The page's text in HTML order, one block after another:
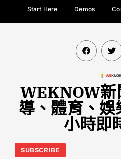
Start Here Demos
WEKNOW新
導、體育、
小時即
SUBSCRIBE